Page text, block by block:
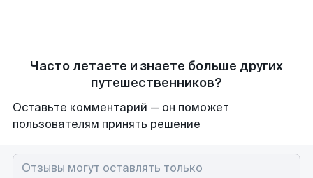
Часто летаете и знаете больше других
путешественников?
Оставьте комментарий — он поможет
пользователям принять решение